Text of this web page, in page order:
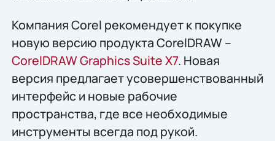
Компания Corel рекомендует к покупке
новую версию продукта CorelDRAW –
CorelDRAW Graphics Suite X7. Новая
версия предлагает усовершенствованный
интерфейс и новые рабочие
пространства, где все необходимые
инструменты всегда под рукой.